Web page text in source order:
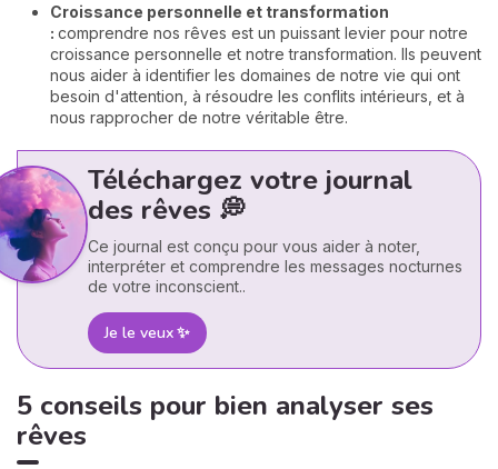
Croissance personnelle et transformation
: comprendre nos rêves est un puissant levier pour notre
croissance personnelle et notre transformation. Ils peuvent
nous aider à identifier les domaines de notre vie qui ont
besoin d'attention, à résoudre les conflits intérieurs, et à
nous rapprocher de notre véritable être.
Téléchargez votre journal
des rêves 💭
Ce journal est conçu pour vous aider à noter,
interpréter et comprendre les messages nocturnes
de votre inconscient..
Je le veux ✨
5 conseils pour bien analyser ses
rêves